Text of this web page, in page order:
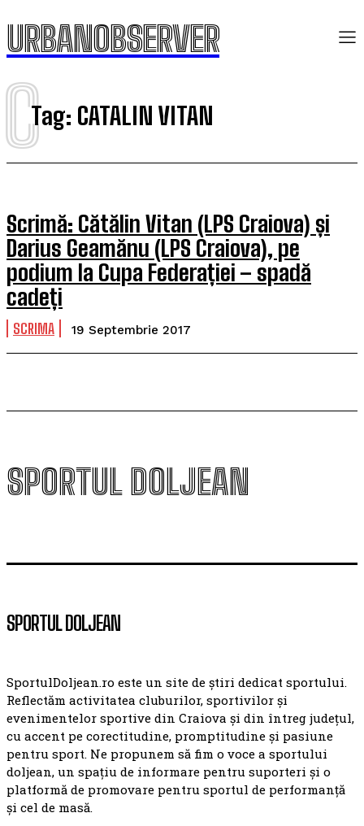
URBANOBSERVER
Tag: CATALIN VITAN
C
Scrimă: Cătălin Vitan (LPS Craiova) și
Darius Geamănu (LPS Craiova), pe
podium la Cupa Federației – spadă
cadeți
SCRIMA 19 Septembrie 2017
SPORTUL DOLJEAN
SPORTUL DOLJEAN
SportulDoljean.ro este un site de știri dedicat sportului.
Reflectăm activitatea cluburilor, sportivilor și
evenimentelor sportive din Craiova și din întreg județul,
cu accent pe corectitudine, promptitudine și pasiune
pentru sport. Ne propunem să fim o voce a sportului
doljean, un spațiu de informare pentru suporteri și o
platformă de promovare pentru sportul de performanță
și cel de masă.